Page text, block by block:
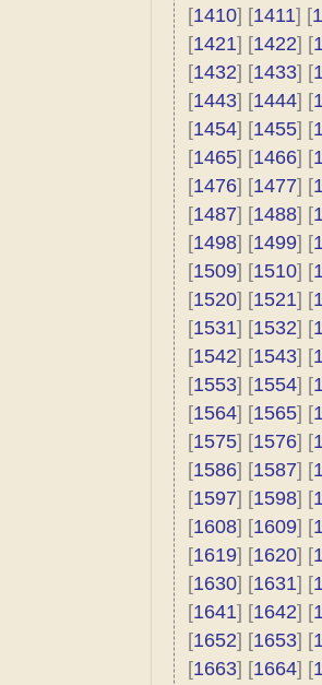
[1410] [1411] [
[1421] [1422] [
[1432] [1433] [
[1443] [1444] [
[1454] [1455] [
[1465] [1466] [
[1476] [1477] [
[1487] [1488] [
[1498] [1499] [
[1509] [1510] [
[1520] [1521] [
[1531] [1532] [
[1542] [1543] [
[1553] [1554] [
[1564] [1565] [
[1575] [1576] [
[1586] [1587] [
[1597] [1598] [
[1608] [1609] [
[1619] [1620] [
[1630] [1631] [
[1641] [1642] [
[1652] [1653] [
[1663] [1664] [